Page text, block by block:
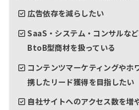
広告依存を減らしたい
SaaS・システム・コンサルな
BtoB型商材を扱っている
コンテンツマーケティングやホ
携したリード獲得を目指したい
自社サイトへのアクセス数を増